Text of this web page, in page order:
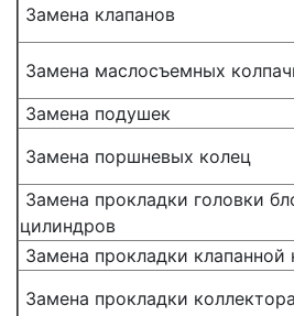
Замена клапанов
Замена маслосъемных
Замена подушек
Замена поршневых колец
Замена прокладки головки
цилиндров
Замена прокладки
Замена прокладки коллектора